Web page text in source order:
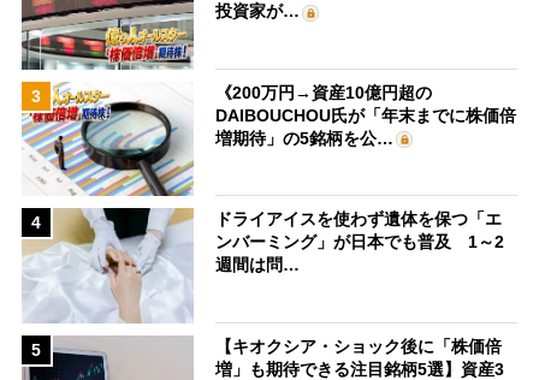
投資家が…
3
《200万円→資産10億円超の
DAIBOUCHOU氏が「年末までに株価倍
増期待」の5銘柄を公…
4
ドライアイスを使わず遺体を保つ「エ
ンバーミング」が日本でも普及 1～2
週間は問…
5
【キオクシア・ショック後に「株価倍
増」も期待できる注目銘柄5選】資産3